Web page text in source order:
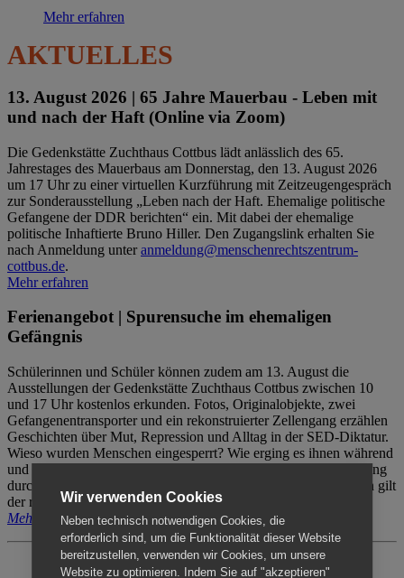
Mehr erfahren
AKTUELLES
13. August 2026 | 65 Jahre Mauerbau - Leben mit
und nach der Haft (Online via Zoom)
Die Gedenkstätte Zuchthaus Cottbus lädt anlässlich des 65.
Jahrestages des Mauerbaus am Donnerstag, den 13. August 2026
um 17 Uhr zu einer virtuellen Kurzführung mit Zeitzeugengespräch
zur Sonderausstellung „Leben nach der Haft. Ehemalige politische
Gefangene der DDR berichten“ ein. Mit dabei der ehemalige
politische Inhaftierte Bruno Hiller. Den Zugangslink erhalten Sie
nach Anmeldung unteranmeldung@menschenrechtszentrum-
cottbus.de.
Mehr erfahren
Ferienangebot | Spurensuche im ehemaligen
Gefängnis
Schülerinnen und Schüler können zudem am 13. August die
Ausstellungen der Gedenkstätte Zuchthaus Cottbus zwischen 10
und 17 Uhr kostenlos erkunden. Fotos, Originalobjekte, zwei
Gefangenentransporter und ein rekonstruierter Zellengang erzählen
Geschichten über Mut, Repression und Alltag in der SED-Diktatur.
Wieso wurden Menschen eingesperrt? Wie erging es ihnen während
und nach der Haft? Der Besuch erfolgt individuell ohne Betreuung
durch das Menschenrechtszentrum Cottbus. Für Begleitpersonen gilt
der reguläre Eintritt (8€ / ermäßigt 5€).
Mehr erfahren
Wir verwenden Cookies
Neben technisch notwendigen Cookies, die
erforderlich sind, um die Funktionalität dieser Website
bereitzustellen, verwenden wir Cookies, um unsere
Website zu optimieren. Indem Sie auf "akzeptieren"